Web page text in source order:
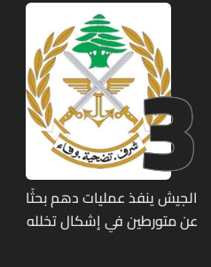
3
الجيش ينفذ عمليات دهم بحثًا
عن متورطين في إشكال تخلله